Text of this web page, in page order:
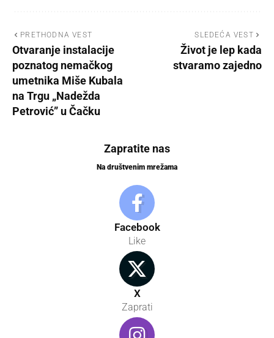
PRETHODNA VEST
Otvaranje instalacije
poznatog nemačkog
umetnika Miše Kubala
na Trgu „Nadežda
Petrović” u Čačku
SLEDEĆA VEST
Život je lep kada
stvaramo zajedno
Zapratite nas
Na društvenim mrežama
Facebook
Like
X
Zaprati